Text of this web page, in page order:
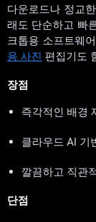
다운로드나 정교
래도 단순하고 빠
크톱용 소프트웨
용 사진 편집기도
장점
즉각적인 배경
클라우드 AI 기
깔끔하고 직관
단점